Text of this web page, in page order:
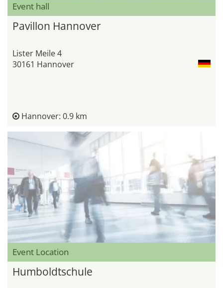
Event hall
Pavillon Hannover
Lister Meile 4
30161 Hannover
Hannover: 0.9 km
Event Location
Humboldtschule